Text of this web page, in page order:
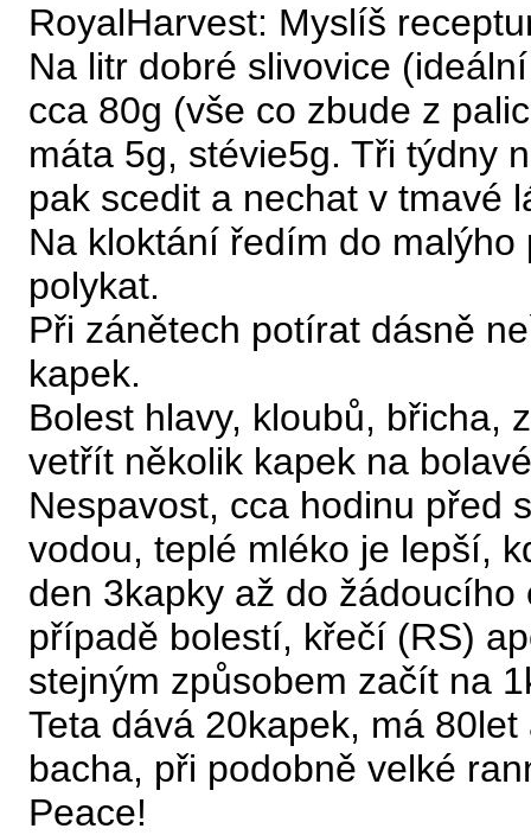
RoyalHarvest: Myslíš
Na litr dobré slivovice
cca 80g (vše co zbude z
máta 5g, stévie5g. Tři týdny
pak scedit a nechat v tmavé
Na kloktání ředím do
polykat.
Při zánětech potírat dásně
kapek.
Bolest hlavy, kloubů, břicha,
vetřít několik kapek na
Nespavost, cca hodinu před
vodou, teplé mléko je lepší,
den 3kapky až do
případě bolestí, křečí (RS)
stejným způsobem začít na
Teta dává 20kapek, má
bacha, při podobně velké
Peace!